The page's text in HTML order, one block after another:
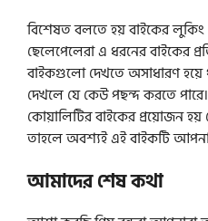
বিশেষত বলতে হয় বাইকের
ছেলেপেলেরা এ ধরনের বাইকের
বাইকগুলো দেখতে অসাধারণ
দেখলে যে কেউ পছন্দ করতে
কোয়ালিটির বাইকের প্রয়োজন
তাহলে অবশ্যই এই বাইকটি
আমাদের শেষ কথা